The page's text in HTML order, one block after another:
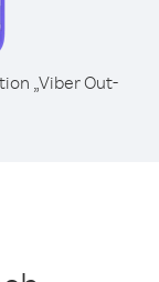
„Viber Out-